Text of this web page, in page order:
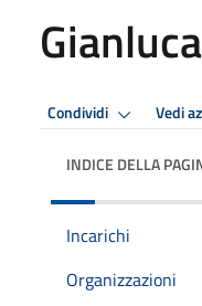
Condividi Vedi
INDICE DELLA
Incarichi
Organizzazioni